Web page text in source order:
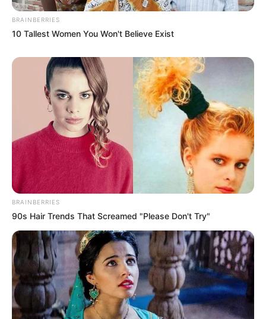
BRAINBERRIES
10 Tallest Women You Won't Believe Exist
BRAINBERRIES
90s Hair Trends That Screamed "Please Don't Try"